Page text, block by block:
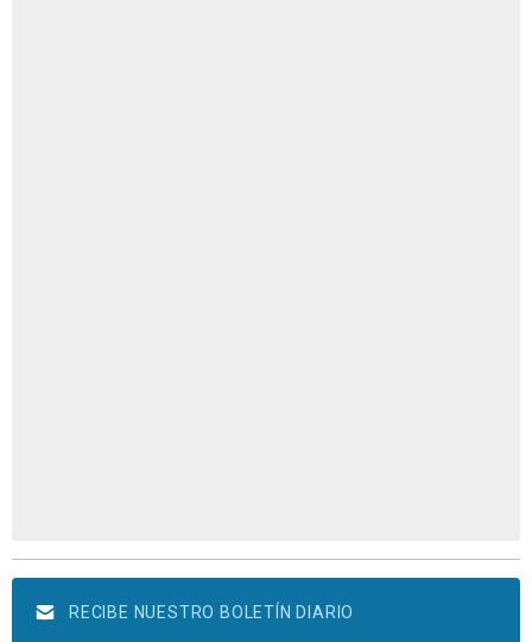
RECIBE NUESTRO BOLETÍN DIARIO